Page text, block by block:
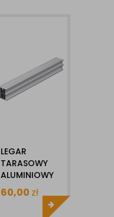
LEGAR
TARASOWY
ALUMINIOWY
BRUGGAN
40X50X3000MM
60,00 zł